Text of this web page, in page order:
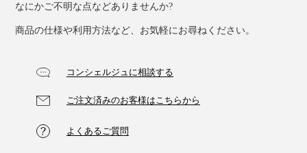
なにかご不明な点などありませんか?
商品の仕様や利用方法など、お気軽にお尋ねください。
コンシェルジュに相談する
ご注文済みのお客様はこちらから
よくあるご質問